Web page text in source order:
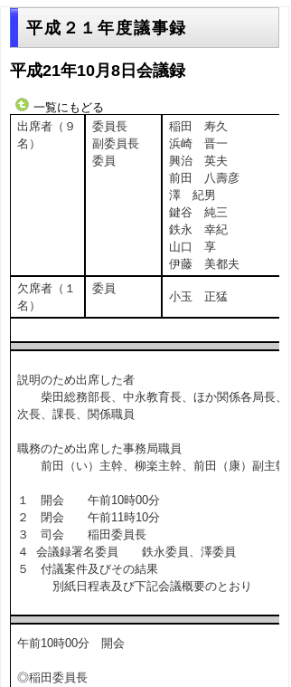
平成２１年度議事録
平成21年10月8日会議録
一覧にもどる
出席者（９
名）
委員長
副委員長
委員
稲田 寿久
浜崎 晋一
興治 英夫
前田 八壽彦
澤 紀男
鍵谷 純三
鉄永 幸紀
山口 享
伊藤 美都夫
欠席者（１
名）
委員
小玉 正猛
説明のため出席した者
柴田総務部長、中永教育長、ほか関係各局長、
次長、課長、関係職員
職務のため出席した事務局職員
前田（い）主幹、柳楽主幹、前田（康）副主幹
１ 開会 午前10時00分
２ 閉会 午前11時10分
３ 司会 稲田委員長
４ 会議録署名委員 鉄永委員、澤委員
５ 付議案件及びその結果
別紙日程表及び下記会議概要のとおり
午前10時00分 開会
◎稲田委員長